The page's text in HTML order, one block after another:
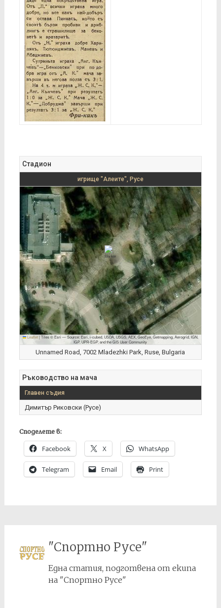
Стадион
игрище "Алеите", Русе
Leaflet |Tiles © Esri — Source: Esri, i-cubed, USDA, USGS, AEX, GeoEye, Getmapping, Aerogrid, IGN,
IGP, UPR-EGP, and the GIS User Community
Unnamed Road, 7002 Mladezhki Park, Ruse, Bulgaria
Ръководство на мача
Главен съдия
Димитър Риковски (Русе)
Споделете в:
Facebook X WhatsApp
Telegram Email Print
"Спортно Русе"
Една статия, подготвена от екипа
на "Спортно Русе"